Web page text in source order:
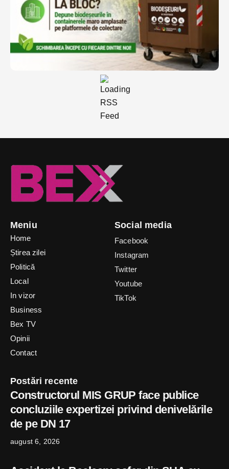
Meniu
Home
Știrea zilei
Politică
Local
In vizor
Business
Bex TV
Opinii
Contact
Social media
Facebook
Instagram
Twitter
Youtube
TikTok
Postări recente
Constructorul MIS GRUP face publice
concluziile expertizei privind denivelările
de pe DN 17
august 6, 2026